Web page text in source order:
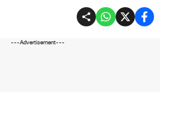
---Advertisement---